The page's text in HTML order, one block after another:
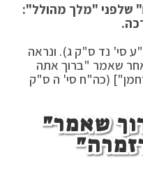
"מלך מהולל":
סי' נד ס"ק ג). ונראה
שאמר "ברוך אתה
(כה"ח סי' ה ס"ק
שאמר"